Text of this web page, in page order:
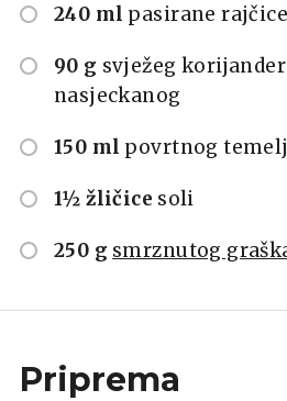
240 ml pasirane rajčice
90 g svježeg
nasjeckanog
150 ml povrtnog
1½ žličice soli
250 g smrznutog
Priprema